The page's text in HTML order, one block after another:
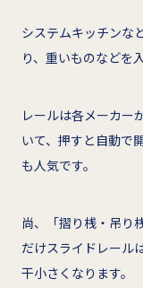
システムキッチンな
り、重いものなどを
レールは各メーカー
いて、押すと自動で
も人気です。
尚、「摺り桟・吊り
だけスライドレール
干小さくなります。